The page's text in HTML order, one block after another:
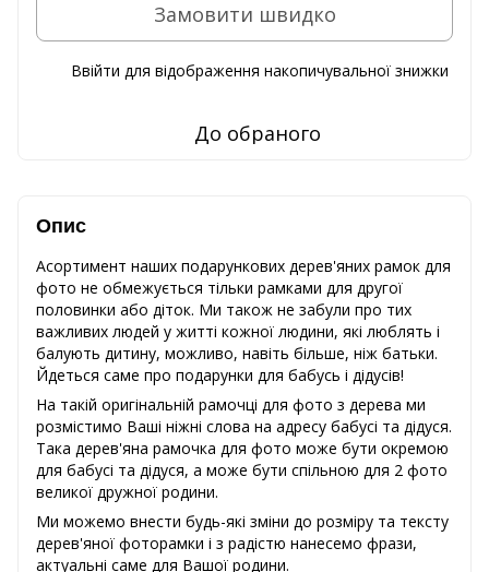
Замовити швидко
Ввійти для відображення накопичувальної знижки
До обраного
Опис
Асортимент наших подарункових дерев'яних рамок для
фото не обмежується тільки рамками для другої
половинки або діток. Ми також не забули про тих
важливих людей у ​​житті кожної людини, які люблять і
балують дитину, можливо, навіть більше, ніж батьки.
Йдеться саме про подарунки для бабусь і дідусів!
На такій оригінальній рамочці для фото з дерева ми
розмістимо Ваші ніжні слова на адресу бабусі та дідуся.
Така дерев'яна рамочка для фото може бути окремою
для бабусі та дідуся, а може бути спільною для 2 фото
великої дружної родини.
Ми можемо внести будь-які зміни до розміру та тексту
дерев'яної фоторамки і з радістю нанесемо фрази,
актуальні саме для Вашої родини.